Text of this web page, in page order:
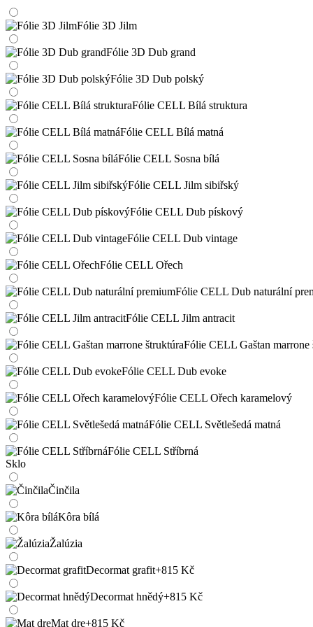
Fólie 3D Jilm
Fólie 3D Dub grand
Fólie 3D Dub polský
Fólie CELL Bílá struktura
Fólie CELL Bílá matná
Fólie CELL Sosna bílá
Fólie CELL Jilm sibiřský
Fólie CELL Dub pískový
Fólie CELL Dub vintage
Fólie CELL Ořech
Fólie CELL Dub naturální
Fólie CELL Jilm antracit
Fólie CELL Gaštan marrone
Fólie CELL Dub evoke
Fólie CELL Ořech karamelový
Fólie CELL Světlešedá matná
Fólie CELL Stříbrná
Sklo
Činčila
Kôra bílá
Žalúzia
Decormat grafit+815 Kč
Decormat hnědý+815 Kč
Mat dre+815 Kč